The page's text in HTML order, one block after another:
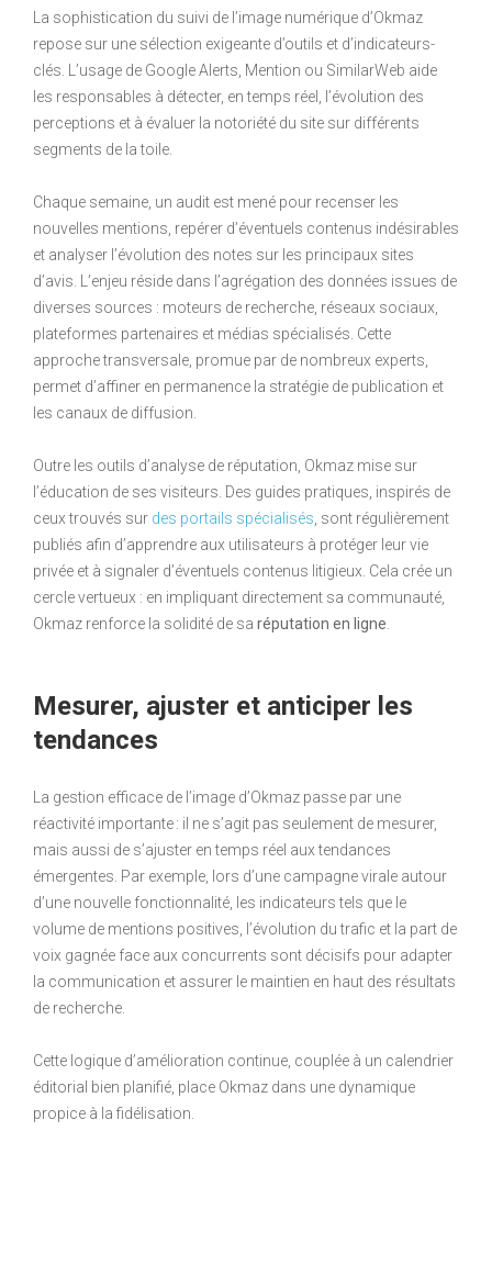
La sophistication du suivi de l’image numérique d’Okmaz
repose sur une sélection exigeante d’outils et d’indicateurs-
clés. L’usage de Google Alerts, Mention ou SimilarWeb aide
les responsables à détecter, en temps réel, l’évolution des
perceptions et à évaluer la notoriété du site sur différents
segments de la toile.
Chaque semaine, un audit est mené pour recenser les
nouvelles mentions, repérer d’éventuels contenus indésirables
et analyser l’évolution des notes sur les principaux sites
d’avis. L’enjeu réside dans l’agrégation des données issues de
diverses sources : moteurs de recherche, réseaux sociaux,
plateformes partenaires et médias spécialisés. Cette
approche transversale, promue par de nombreux experts,
permet d’affiner en permanence la stratégie de publication et
les canaux de diffusion.
Outre les outils d’analyse de réputation, Okmaz mise sur
l’éducation de ses visiteurs. Des guides pratiques, inspirés de
ceux trouvés sur des portails spécialisés , sont régulièrement
publiés afin d’apprendre aux utilisateurs à protéger leur vie
privée et à signaler d’éventuels contenus litigieux. Cela crée un
cercle vertueux : en impliquant directement sa communauté,
Okmaz renforce la solidité de sa réputation en ligne
Mesurer, ajuster et anticiper les
tendances
La gestion efficace de l’image d’Okmaz passe par une
réactivité importante : il ne s’agit pas seulement de mesurer,
mais aussi de s’ajuster en temps réel aux tendances
émergentes. Par exemple, lors d’une campagne virale autour
d’une nouvelle fonctionnalité, les indicateurs tels que le
volume de mentions positives, l’évolution du trafic et la part de
voix gagnée face aux concurrents sont décisifs pour adapter
la communication et assurer le maintien en haut des résultats
de recherche.
Cette logique d’amélioration continue, couplée à un calendrier
éditorial bien planifié, place Okmaz dans une dynamique
propice à la fidélisation.